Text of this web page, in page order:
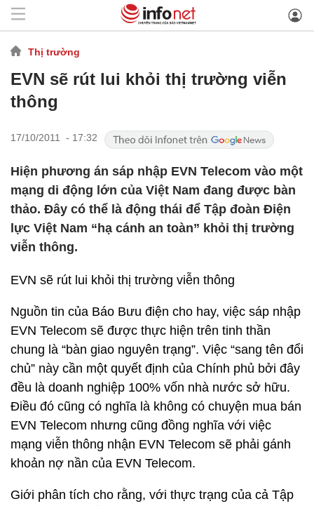
Thị trường
EVN sẽ rút lui khỏi thị trường viễn
thông
17/10/2011 - 17:32
Hiện phương án sáp nhập EVN Telecom vào một
mạng di động lớn của Việt Nam đang được bàn
thảo. Đây có thể là động thái để Tập đoàn Điện
lực Việt Nam “hạ cánh an toàn” khỏi thị trường
viễn thông.
EVN sẽ rút lui khỏi thị trường viễn thông
Nguồn tin của Báo Bưu điện cho hay, việc sáp nhập
EVN Telecom sẽ được thực hiện trên tinh thần
chung là “bàn giao nguyên trạng”. Việc “sang tên đổi
chủ” này cần một quyết định của Chính phủ bởi đây
đều là doanh nghiệp 100% vốn nhà nước sở hữu.
Điều đó cũng có nghĩa là không có chuyện mua bán
EVN Telecom nhưng cũng đồng nghĩa với việc
mạng viễn thông nhận EVN Telecom sẽ phải gánh
khoản nợ nần của EVN Telecom.
Giới phân tích cho rằng, với thực trạng của cả Tập